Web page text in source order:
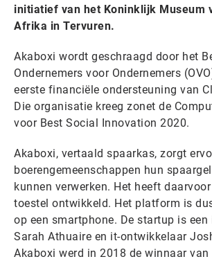
initiatief van het Koninklijk Museum
Afrika in Tervuren.
Akaboxi wordt geschraagd door het
Ondernemers voor Ondernemers
eerste financiële ondersteuning van
Die organisatie kreeg zonet de
voor Best Social Innovation 2020.
Akaboxi, vertaald spaarkas, zorgt
boerengemeenschappen hun
kunnen verwerken. Het heeft
toestel ontwikkeld. Het platform is
op een smartphone. De startup is
Sarah Athuaire en it-ontwikkelaar
Akaboxi werd in 2018 de winnaar van